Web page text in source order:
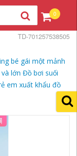
0
bé gái một mảnh
lớn Đồ bơi suối
em xuất khẩu đồ
TD-701257538505